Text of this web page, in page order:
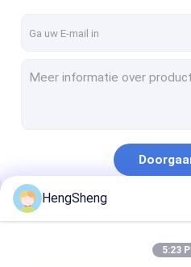
Opnieuw te gebruiken
Zakken van de douane de
Zelfklevende Plastic Zak
Ritssluitings Plastic Zakken
Onze Categorieën
HengSheng
5:23